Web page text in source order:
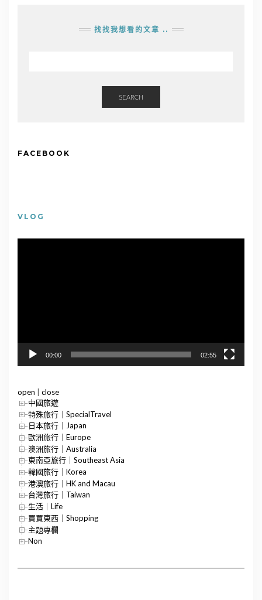
找找我想看的文章 ..
SEARCH
FACEBOOK
VLOG
00:00 02:55
open
close
中國旅遊
特殊旅行｜SpecialTravel
日本旅行｜Japan
歐洲旅行｜Europe
澳洲旅行｜Australia
東南亞旅行｜Southeast Asia
韓國旅行｜Korea
港澳旅行｜HK and Macau
台灣旅行｜Taiwan
生活｜Life
買買東西｜Shopping
主題專欄
Non